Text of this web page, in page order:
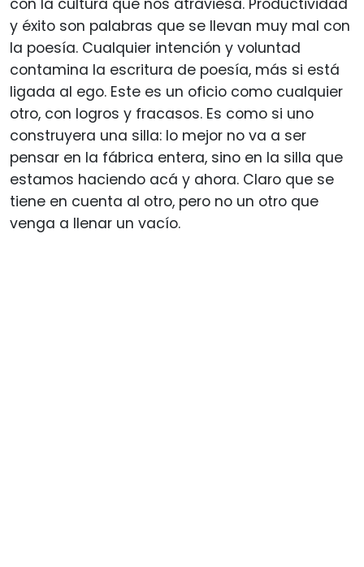
con la cultura que nos atraviesa. Productividad
y éxito son palabras que se llevan muy mal con
la poesía. Cualquier intención y voluntad
contamina la escritura de poesía, más si está
ligada al ego. Este es un oficio como cualquier
otro, con logros y fracasos. Es como si uno
construyera una silla: lo mejor no va a ser
pensar en la fábrica entera, sino en la silla que
estamos haciendo acá y ahora. Claro que se
tiene en cuenta al otro, pero no un otro que
venga a llenar un vacío.